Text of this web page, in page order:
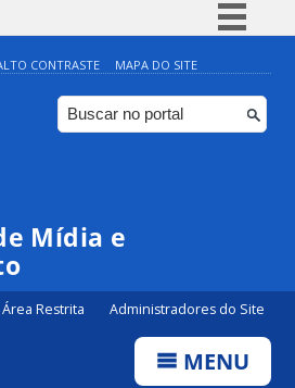
Simplifique!
Comunica BR
Participe
CONTRASTE MAPA DO SITE
Mídia e
Área Restrita Administradores do Site
MENU